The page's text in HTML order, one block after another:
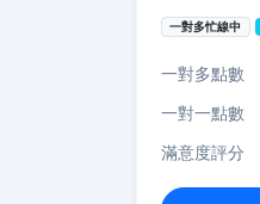
一對多忙線中
一對多點數
一對一點數
滿意度評分